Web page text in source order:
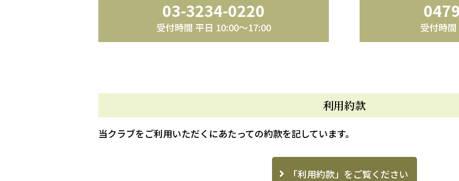
03-3234-0220
受付時間 平日 10:00～17:00 受付時
利用約款
当クラブをご利用いただくにあたっての約款を記しています。
「利用約款」をご覧ください